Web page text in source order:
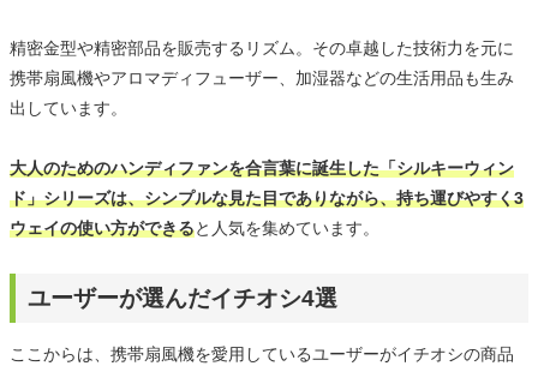
精密金型や精密部品を販売するリズム。その卓越した技術力を元に
携帯扇風機やアロマディフューザー、加湿器などの生活用品も生み
出しています。
大人のためのハンディファンを合言葉に誕生した「シルキーウィン
ド」シリーズは、シンプルな見た目でありながら、持ち運びやすく3
ウェイの使い方ができると人気を集めています。
ユーザーが選んだイチオシ4選
ここからは、携帯扇風機を愛用しているユーザーがイチオシの商品